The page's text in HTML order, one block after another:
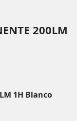
200LM
1H Blanco